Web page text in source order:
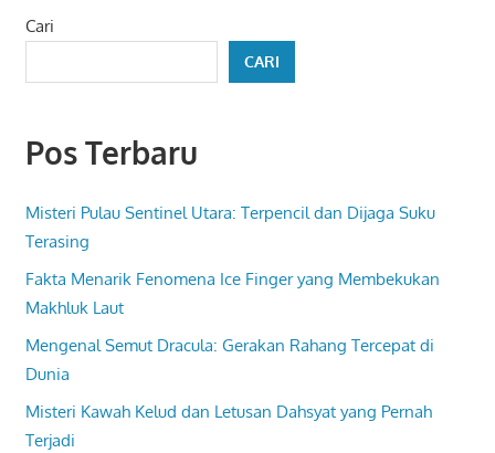
Cari
CARI
Pos Terbaru
Misteri Pulau Sentinel Utara: Terpencil dan Dijaga Suku
Terasing
Fakta Menarik Fenomena Ice Finger yang Membekukan
Makhluk Laut
Mengenal Semut Dracula: Gerakan Rahang Tercepat di
Dunia
Misteri Kawah Kelud dan Letusan Dahsyat yang Pernah
Terjadi